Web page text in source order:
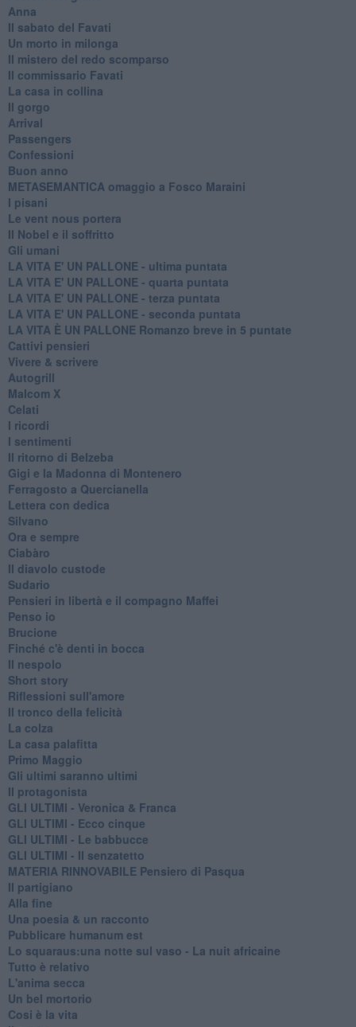
Anna
Il sabato del Favati
Un morto in milonga
Il mistero del redo scomparso
Il commissario Favati
La casa in collina
Il gorgo
Arrival
Passengers
Confessioni
Buon anno
METASEMANTICA omaggio a Fosco Maraini
I pisani
Le vent nous portera
Il Nobel e il soffritto
Gli umani
LA VITA E' UN PALLONE - ultima puntata
LA VITA E' UN PALLONE - quarta puntata
LA VITA E' UN PALLONE - terza puntata
LA VITA E' UN PALLONE - seconda puntata
LA VITA È UN PALLONE Romanzo breve in 5 puntate
Cattivi pensieri
Vivere & scrivere
Autogrill
Malcom X
Celati
I ricordi
I sentimenti
Il ritorno di Belzeba
Gigi e la Madonna di Montenero
Ferragosto a Quercianella
Lettera con dedica
Silvano
Ora e sempre
Ciabàro
Il diavolo custode
Sudario
Pensieri in libertà e il compagno Maffei
Penso io
Brucione
Finché c'è denti in bocca
Il nespolo
Short story
Riflessioni sull'amore
Il tronco della felicità
La colza
La casa palafitta
Primo Maggio
Gli ultimi saranno ultimi
Il protagonista
GLI ULTIMI - Veronica & Franca
GLI ULTIMI - Ecco cinque
GLI ULTIMI - Le babbucce
GLI ULTIMI - Il senzatetto
MATERIA RINNOVABILE Pensiero di Pasqua
Il partigiano
Alla fine
Una poesia & un racconto
Pubblicare humanum est
Lo squaraus:una notte sul vaso - La nuit africaine
Tutto è relativo
L'anima secca
Un bel mortorio
Cosi è la vita